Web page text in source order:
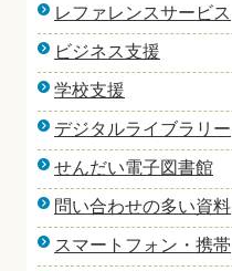
レファレンスサービス
ビジネス支援
学校支援
デジタルライブラリー
せんだい電子図書館
問い合わせの多い資料
スマートフォン・携帯